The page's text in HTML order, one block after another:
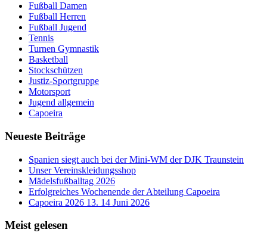
Fußball Damen
Fußball Herren
Fußball Jugend
Tennis
Turnen Gymnastik
Basketball
Stockschützen
Justiz-Sportgruppe
Motorsport
Jugend allgemein
Capoeira
Neueste Beiträge
Spanien siegt auch bei der Mini-WM der DJK Traunstein
Unser Vereinskleidungsshop
Mädelsfußballtag 2026
Erfolgreiches Wochenende der Abteilung Capoeira
Capoeira 2026 13. 14 Juni 2026
Meist gelesen